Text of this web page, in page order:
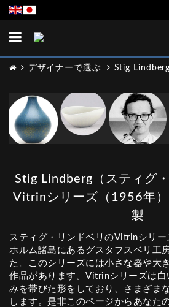
Toggle
デザイナーで選ぶ Stig Lindberg
Stig Lindberg（スティグ
Vitrinシリーズ（1956年）
製
スティグ・リンドベリのVitrinシリ
ホルム諸島にあるグスタフスベリ工
た。このシリーズには小さな器や大
作品があります。Vitrinシリーズは
みを帯びた形をしており、さまざま
します。是非このページからあなた